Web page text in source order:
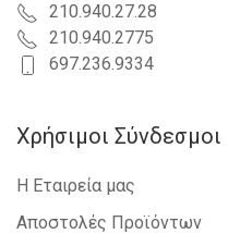
210.940.27.28
210.940.2775
697.236.9334
Χρήσιμοι Σύνδεσμοι
Η Εταιρεία μας
Αποστολές Προϊόντων